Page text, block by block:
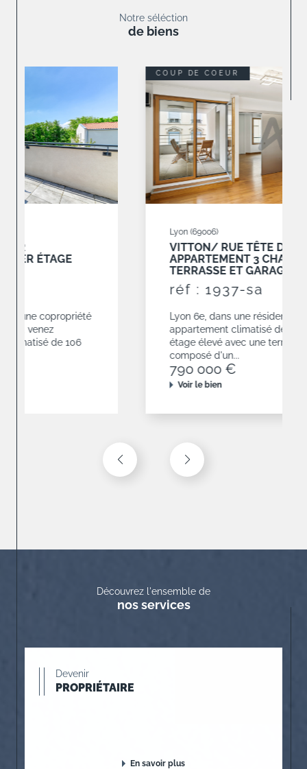
Notre séléction
de biens
VITTON/ RUE TÊTE D'OR
APPARTEMENT 3 CHAMBRES AVEC
TERRASSE ET GARAGES
Lyon 6e, dans une résidence de 2010,
appartement climatisé de 120,68 m² situé en
étage élevé avec une terrasse de 19 m². Il est
Découvrez l'ensemble de
nos services
Devenir
PROPRIÉTAIRE
En savoir plus